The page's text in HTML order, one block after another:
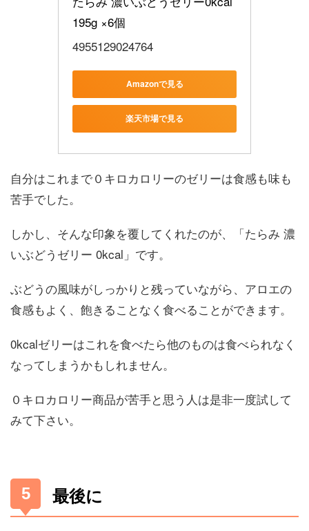
195g ×6個
4955129024764
Amazonで見る
楽天市場で見る
自分はこれまで０キロカロリーのゼリーは食感も味も
苦手でした。
しかし、そんな印象を覆してくれたのが、「たらみ 濃
いぶどうゼリー 0kcal」です。
ぶどうの風味がしっかりと残っていながら、アロエの
食感もよく、飽きることなく食べることができます。
0kcalゼリーはこれを食べたら他のものは食べられなく
なってしまうかもしれません。
０キロカロリー商品が苦手と思う人は是非一度試して
みて下さい。
最後に